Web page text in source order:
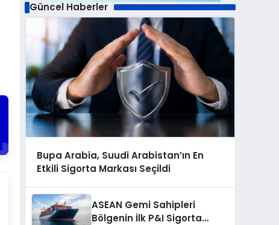
Güncel Haberler
Bupa Arabia, Suudi Arabistan’ın En
Etkili Sigorta Markası Seçildi
ASEAN Gemi Sahipleri
Bölgenin İlk P&I Sigorta